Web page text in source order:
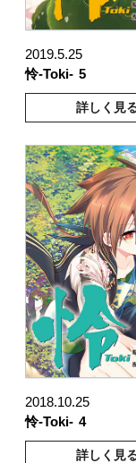
2019.5.25
怜-Toki- 5
詳しく見
2018.10.25
怜-Toki- 4
詳しく見